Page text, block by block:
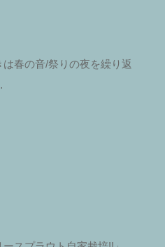
は春の音/祭りの夜を繰り返